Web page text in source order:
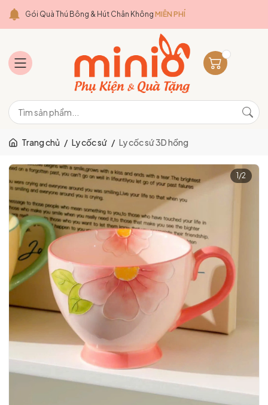
Gói Quà Thú Bông & Hút Chân Không MIỄN PHÍ
Trang chủ / Ly cốc sứ / Ly cốc sứ 3D hồng
1 /2